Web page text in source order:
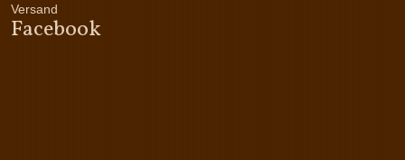
Versand
Facebook